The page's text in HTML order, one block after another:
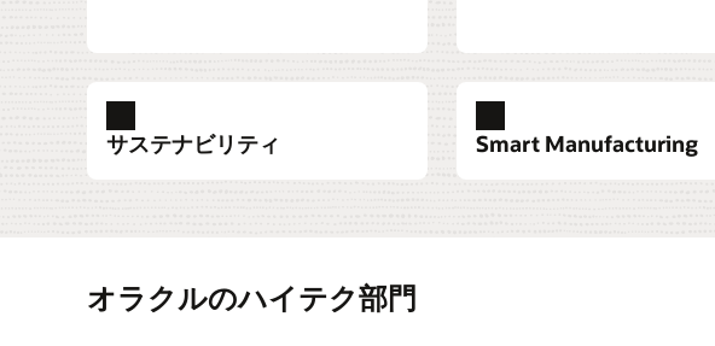
オムニチャネルの注文管理、オンラインCPQ（構成、価格、見
り）、サブスクリプション管理、カスタマーサービス、IoTに
資本資産にサブスクリプション・サービスを追加し、センサー
職務記述書や求人広告を作成する生成AIなど、強力な採用ツー
して人材プールを拡大しましょう。チャットボット、AI、自
Oracle Human Capital Managementの詳細
将来のシナリオのwhat-if分析と代替案の評価を行うエンドツー
計画機能により、長期的および短期的な目標を達成します。
Oracle Integrated Business Planning and Executionの詳細
品質と顧客満足度を向上させながら、適切な製
品とサービスを市場に投入するまでの時間を短
のイノベーション・サイクルを構築します。
デジタル・
ます。製品
サステナビリティ
サプライチェーンのあらゆる面にサステナビリティを組み込む
済戦略を採用して、よりサステナブルなビジネスの創出を支援
Smart Manufacturing
インダストリー4.0およびスマート・マニュファクチャリング
ロジーで競争力を獲得します。組み込みの人工知能（AI）と機
買収または売却の機会を評価します。潜在的な結果をシミュレ
し、最適な目標を決定し、資本投資と資金調達を計画します。
オラクルのハイテク部門